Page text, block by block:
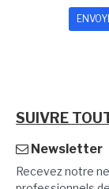
SUIVRE
Newsletter
Recevez notre